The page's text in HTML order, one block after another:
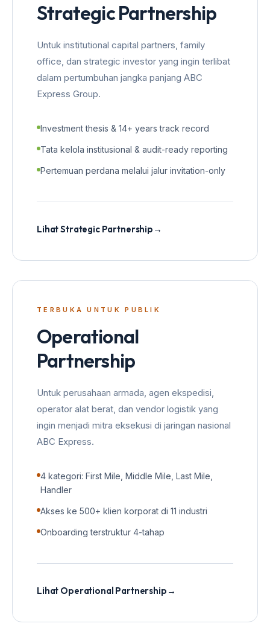
Strategic Partnership
Untuk institutional capital partners, family
office, dan strategic investor yang ingin terlibat
dalam pertumbuhan jangka panjang ABC
Express Group.
Investment thesis & 14+ years track record
Tata kelola institusional & audit-ready reporting
Pertemuan perdana melalui jalur invitation-only
Lihat Strategic Partnership →
TERBUKA UNTUK PUBLIK
Operational
Partnership
Untuk perusahaan armada, agen ekspedisi,
operator alat berat, dan vendor logistik yang
ingin menjadi mitra eksekusi di jaringan nasional
ABC Express.
4 kategori: First Mile, Middle Mile, Last Mile,
Handler
Akses ke 500+ klien korporat di 11 industri
Onboarding terstruktur 4-tahap
Lihat Operational Partnership →